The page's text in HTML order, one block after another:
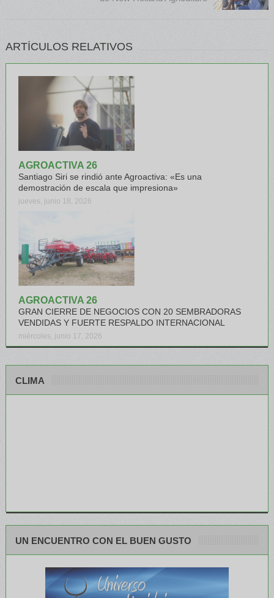
ARTÍCULOS RELATIVOS
AGROACTIVA 26
Santiago Siri se rindió ante Agroactiva: «Es una
demostración de escala que impresiona»
jueves, junio 18, 2026
AGROACTIVA 26
GRAN CIERRE DE NEGOCIOS CON 20 SEMBRADORAS
VENDIDAS Y FUERTE RESPALDO INTERNACIONAL
miércoles, junio 17, 2026
CLIMA
UN ENCUENTRO CON EL BUEN GUSTO